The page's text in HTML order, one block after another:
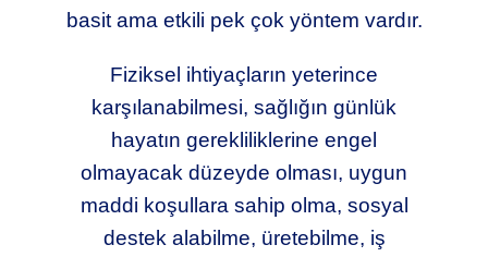
basit ama etkili pek çok yöntem vardır.
Fiziksel ihtiyaçların yeterince
karşılanabilmesi, sağlığın günlük
hayatın gerekliliklerine engel
olmayacak düzeyde olması, uygun
maddi koşullara sahip olma, sosyal
destek alabilme, üretebilme, iş